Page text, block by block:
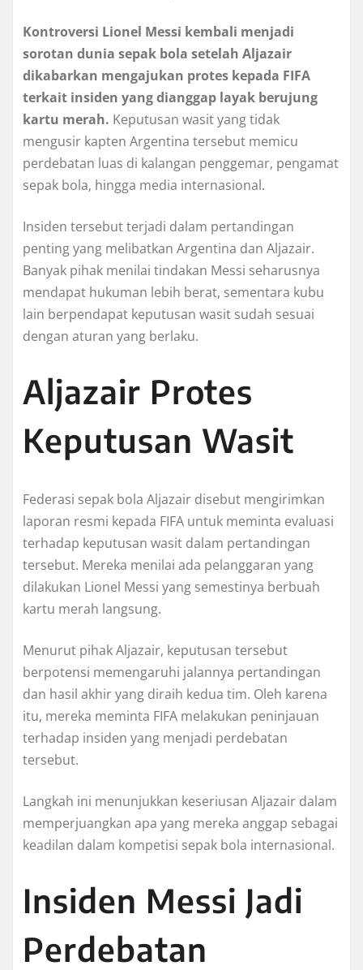
Kontroversi Lionel Messi kembali menjadi
sorotan dunia sepak bola setelah Aljazair
dikabarkan mengajukan protes kepada FIFA
terkait insiden yang dianggap layak berujung
kartu merah. Keputusan wasit yang tidak
mengusir kapten Argentina tersebut memicu
perdebatan luas di kalangan penggemar, pengamat
sepak bola, hingga media internasional.
Insiden tersebut terjadi dalam pertandingan
penting yang melibatkan Argentina dan Aljazair.
Banyak pihak menilai tindakan Messi seharusnya
mendapat hukuman lebih berat, sementara kubu
lain berpendapat keputusan wasit sudah sesuai
dengan aturan yang berlaku.
Aljazair Protes
Keputusan Wasit
Federasi sepak bola Aljazair disebut mengirimkan
laporan resmi kepada FIFA untuk meminta evaluasi
terhadap keputusan wasit dalam pertandingan
tersebut. Mereka menilai ada pelanggaran yang
dilakukan Lionel Messi yang semestinya berbuah
kartu merah langsung.
Menurut pihak Aljazair, keputusan tersebut
berpotensi memengaruhi jalannya pertandingan
dan hasil akhir yang diraih kedua tim. Oleh karena
itu, mereka meminta FIFA melakukan peninjauan
terhadap insiden yang menjadi perdebatan
tersebut.
Langkah ini menunjukkan keseriusan Aljazair dalam
memperjuangkan apa yang mereka anggap sebagai
keadilan dalam kompetisi sepak bola internasional.
Insiden Messi Jadi
Perdebatan